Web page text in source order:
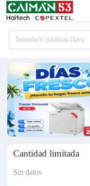
Introducir palabras clave
Cantidad limitada
Sin datos